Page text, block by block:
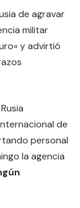
de agravar
militar
y advirtió
de
personal
la agencia